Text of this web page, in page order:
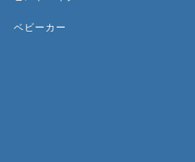
ベビーカー